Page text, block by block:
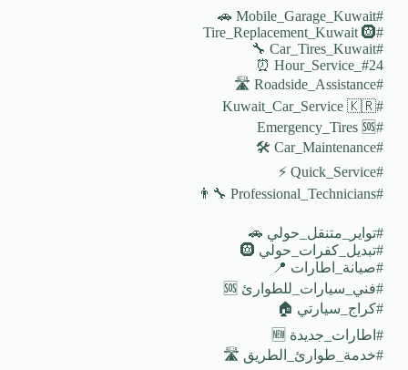
#Mobile_Garage_Kuwait 🚗
#Tire_Replacement_Kuwait 🛞
#Car_Tires_Kuwait 🔧
#24_Hour_Service ⏰
#Roadside_Assistance 🛣️
#Kuwait_Car_Service 🇰🇷
#Emergency_Tires 🆘
#Car_Maintenance 🛠️
#Quick_Service ⚡
#Professional_Technicians 👨‍🔧
#تواير_متنقل_حولي 🚗
#تبديل_كفرات_حولي 🛞
#صيانة_اطارات 📍
#فني_سيارات_للطوارئ 🆘
#كراج_سيارتي 🏠
#اطارات_جديدة 🆕
#خدمة_طوارئ_الطريق 🛣️